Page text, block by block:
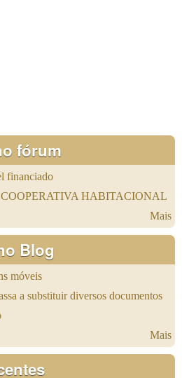
fórum
financiado
HABITACIONAL
Mais
Blog
móveis
a substituir diversos documentos
Mais